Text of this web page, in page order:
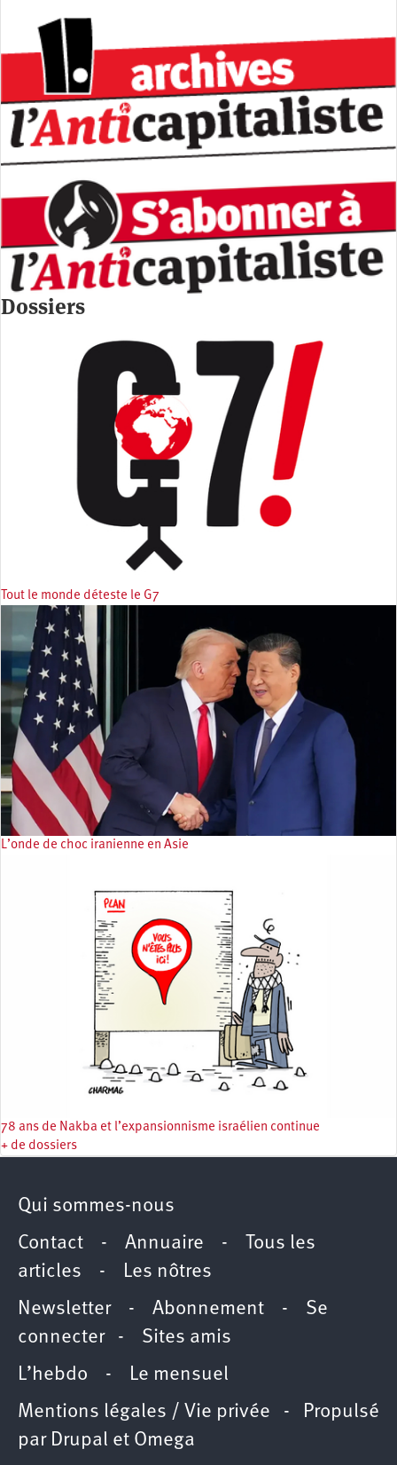
Dossiers
Tout le monde déteste le G7
L’onde de choc iranienne en Asie
78 ans de Nakba et l’expansionnisme israélien continue
+ de dossiers
Qui sommes-nous
Contact - Annuaire -
Tous les
articles - Les nôtres
Newsletter- Abonnement - Se
connecter- Sites amis
L’hebdo - Le mensuel
Mentions légales / Vie privée - Propulsé
par Drupal et Omega